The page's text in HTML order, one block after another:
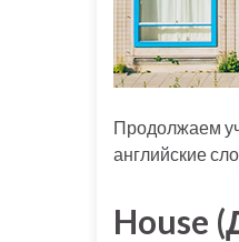
Продолжаем
английские
House